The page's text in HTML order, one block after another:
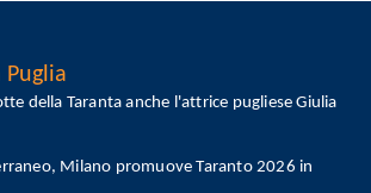
Puglia
della Taranta anche l'attrice pugliese Giulia
Milano promuove Taranto 2026 in